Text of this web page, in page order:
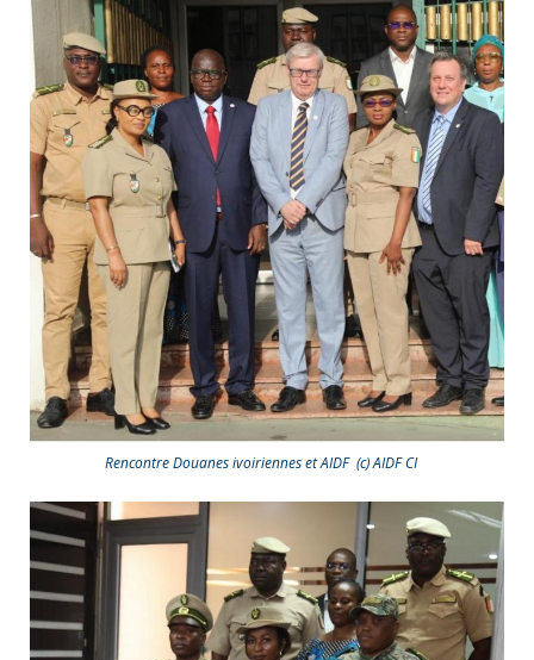
Rencontre Douanes ivoiriennes et AIDF (c) AIDF CI